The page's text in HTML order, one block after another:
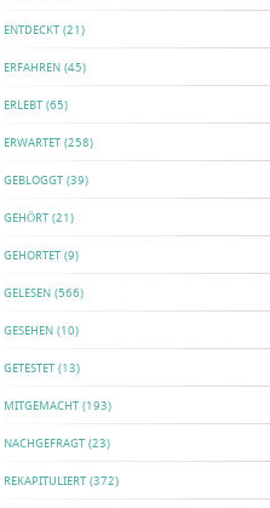
ENTDECKT (21)
ERFAHREN (45)
ERLEBT (65)
ERWARTET (258)
GEBLOGGT (39)
GEHÖRT (21)
GEHORTET (9)
GELESEN (566)
GESEHEN (10)
GETESTET (13)
MITGEMACHT (193)
NACHGEFRAGT (23)
REKAPITULIERT (372)